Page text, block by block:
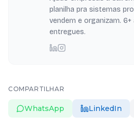
planilha pra sistemas
vendem e organizam.
entregues.
COMPARTILHAR
WhatsApp LinkedIn